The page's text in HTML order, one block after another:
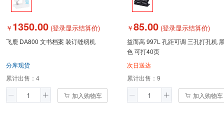
￥ 1350.00 (登录显示结算价)
飞鹿 DA800 文书档案 装订缝纫机
分库现货
累计出售： 4
加入购物车
￥85.00 (登录显示结算价)
益而高 997L 孔距可调 三孔打孔机
色 可打40页
次日送达
累计出售： 9
加入购物车